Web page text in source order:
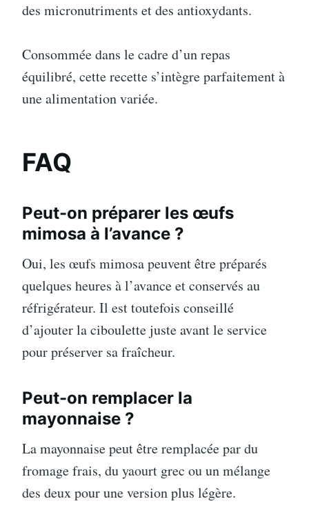
des micronutriments et des antioxydants.
Consommée dans le cadre d’un repas
équilibré, cette recette s’intègre parfaitement à
une alimentation variée.
FAQ
Peut-on préparer les œufs
mimosa à l’avance ?
Oui, les œufs mimosa peuvent être préparés
quelques heures à l’avance et conservés au
réfrigérateur. Il est toutefois conseillé
d’ajouter la ciboulette juste avant le service
pour préserver sa fraîcheur.
Peut-on remplacer la
mayonnaise ?
La mayonnaise peut être remplacée par du
fromage frais, du yaourt grec ou un mélange
des deux pour une version plus légère.